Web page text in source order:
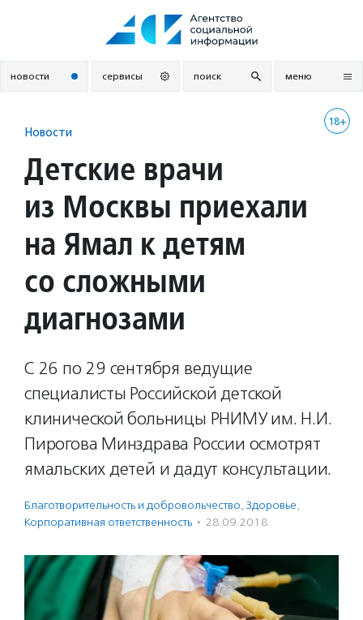
новости сервисы поиск меню
18+
Новости
Детские врачи
из Москвы приехали
на Ямал к детям
со сложными
диагнозами
С 26 по 29 сентября ведущие
специалисты Российской детской
клинической больницы РНИМУ им. Н.И.
Пирогова Минздрава России осмотрят
ямальских детей и дадут консультации.
Благотвори­тель­ность и доброволь­чест­во, Здоровье,
Корпоративная ответственность · 28.09.2018